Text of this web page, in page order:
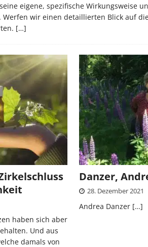
eigene, spezifische Wirkungsweise
Werfen wir einen detaillierten Blick auf
[…]
haben sich aber
Und aus
damals von
Danzer,
28. Dezember 2021
Andrea Danzer […]